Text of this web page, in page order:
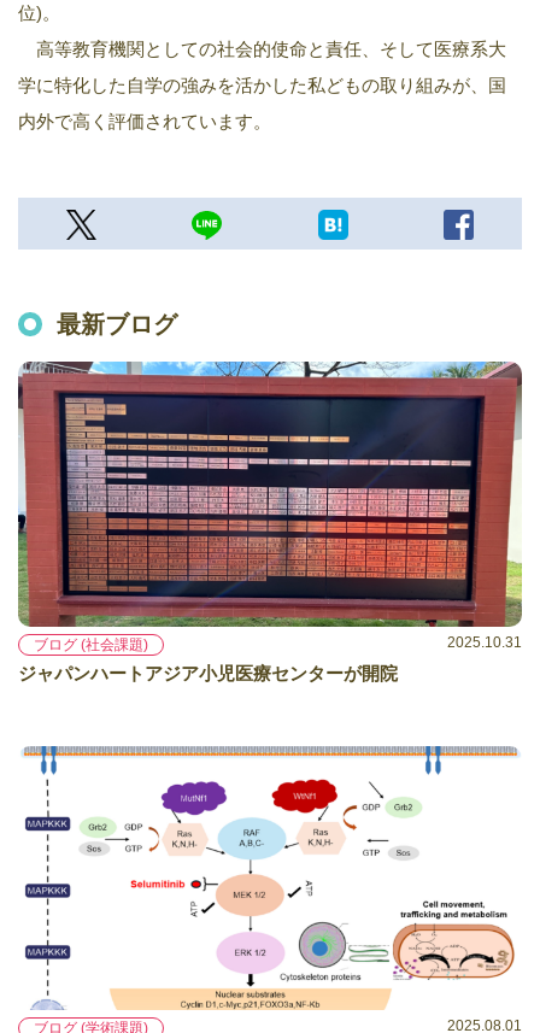
位)。
高等教育機関としての社会的使命と責任、そして医療系大
学に特化した自学の強みを活かした私どもの取り組みが、国
内外で高く評価されています。
最新ブログ
ブログ (社会課題) 2025.10.31
ジャパンハートアジア小児医療センターが開院
ブログ (学術課題) 2025.08.01